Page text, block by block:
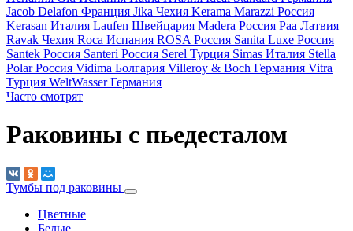
Jacob Delafon Франция Jika Чехия Kerama Marazzi Россия
Kerasan Италия Laufen Швейцария Madera Россия Paa Латвия
Ravak Чехия Roca Испания ROSA Россия Sanita Luxe Россия
Santek Россия Santeri Россия Serel Турция Simas Италия Stella
PolarРоссия Vidima Болгария Villeroy & Boch Германия Vitra
Турция WeltWasserГермания
Часто смотрят
Раковины с пьедесталом
Тумбы под раковины
Цветные
Белые